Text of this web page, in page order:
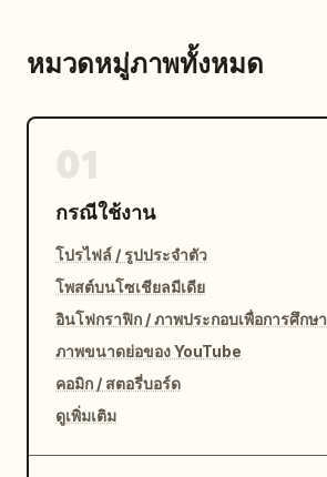
หมวดหมู่ภาพทั้งหมด
กรณีใช้งาน
โปรไฟล์ / รูปประจำตัว
โพสต์บนโซเชียลมีเดีย
อินโฟกราฟิก / ภาพประกอบเพื่อการศึกษา
ภาพขนาดย่อของ YouTube
คอมิก / สตอรี่บอร์ด
ดูเพิ่มเติม